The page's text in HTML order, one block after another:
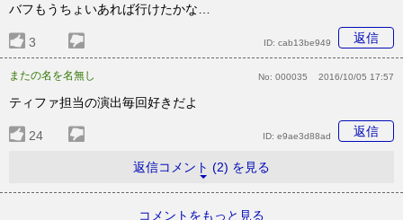
バフもうちょいあれば行けたかな…
3 返信
ID: cab13be949
またの名を名無し No: 000035 2016/10/05 17:57
ティファ担当の演出毎回好きだよ
24 返信
ID: e9ae3d88ad
返信コメント (2) を見る
コメントをもっと見る